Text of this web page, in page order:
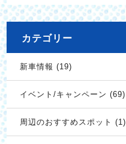
カテゴリー
新車情報 (19)
イベント/キャンペーン (69)
周辺のおすすめスポット (1)